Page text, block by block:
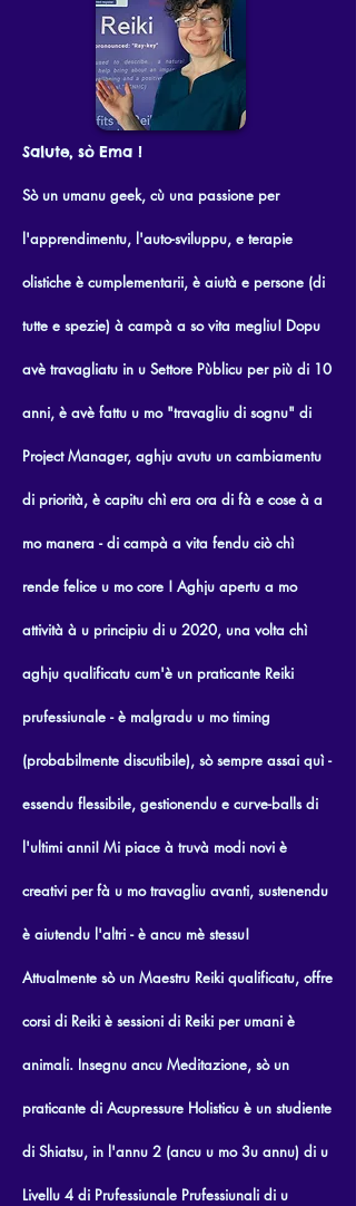
Salute, sò Ema !
Sò un umanu geek, cù una passione per
l'apprendimentu, l'auto-sviluppu, e terapie
olistiche è cumplementarii, è aiutà e persone (di
tutte e spezie) à campà a so vita megliu! Dopu
avè travagliatu in u Settore Pùblicu per più di 10
anni, è avè fattu u mo "travagliu di sognu" di
Project Manager, aghju avutu un cambiamentu
di priorità, è capitu chì era ora di fà e cose à a
mo manera - di campà a vita fendu ciò chì
rende felice u mo core ! Aghju apertu a mo
attività à u principiu di u 2020, una volta chì
aghju qualificatu cum'è un praticante Reiki
prufessiunale - è malgradu u mo timing
(probabilmente discutibile), sò sempre assai quì -
essendu flessibile, gestionendu e curve-balls di
l'ultimi anni! Mi piace à truvà modi novi è
creativi per fà u mo travagliu avanti, sustenendu
è aiutendu l'altri - è ancu mè stessu!
Attualmente sò un Maestru Reiki qualificatu, offre
corsi di Reiki è sessioni di Reiki per umani è
animali. Insegnu ancu Meditazione, sò un
praticante di Acupressure Holisticu è un studiente
di Shiatsu, in l'annu 2 (ancu u mo 3u annu) di u
Livellu 4 di Prufessiunale Prufessiunali di u